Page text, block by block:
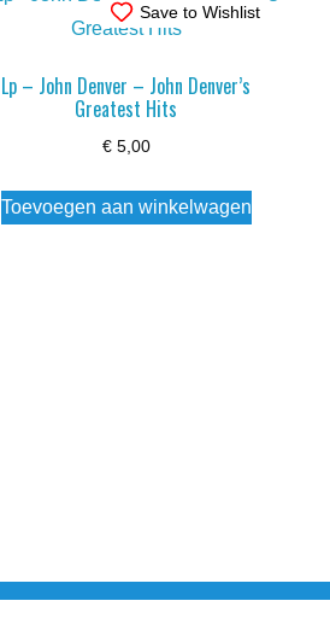
Save to Wishlist
Lp – John Denver – John Denver’s
Greatest Hits
€5,00
Toevoegen aan winkelwagen